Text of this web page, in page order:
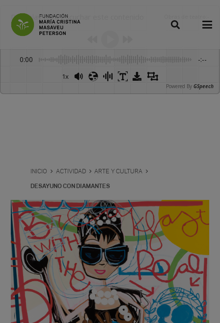
Dale play para escuchar este contenido
0:00 -:--
1x
Powered By GSpeech
INICIO ACTIVIDAD ARTE Y CULTURA
DESAYUNO CON DIAMANTES